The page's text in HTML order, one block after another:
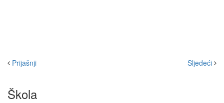
Prijašnji Sljedeći
Škola